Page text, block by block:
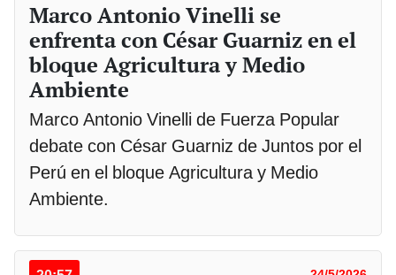
Marco Antonio Vinelli se
enfrenta con César Guarniz en el
bloque Agricultura y Medio
Ambiente
Marco Antonio Vinelli de Fuerza Popular
debate con César Guarniz de Juntos por el
Perú en el bloque Agricultura y Medio
Ambiente.